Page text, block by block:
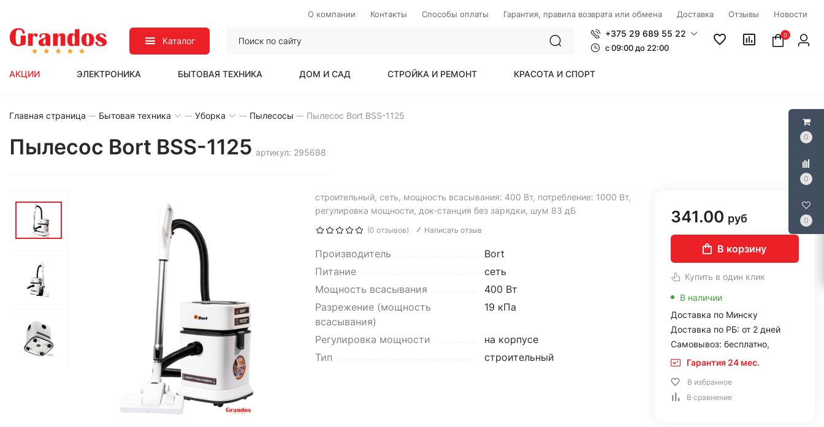
0
0
0
О компании Контакты Способы оплаты Гарантия, правила возврата или обмена Доставка Отзывы Новости
Каталог
+375 29 689 55 22
c 09:00 до 22:00
0
АКЦИИ ЭЛЕКТРОНИКА БЫТОВАЯ ТЕХНИКА ДОМ И САД СТРОЙКА И РЕМОНТ КРАСОТА И СПОРТ
Главная страница Бытовая техника Уборка Пылесосы Пылесос Bort BSS-1125
Пылесос Bort BSS-1125 артикул: 295688
строительный, сеть, мощность всасывания: 400 Вт, потребление: 1000 Вт,
регулировка мощности, док-станция без зарядки, шум 83 дБ
(0 отзывов) Написать отзыв
Производитель
Bort
Питание
сеть
Мощность всасывания
400 Вт
Разрежение (мощность
всасывания)
19 кПа
Регулировка мощности
на корпусе
Тип
строительный
341.00 руб
В корзину
Купить в один клик
В наличии
Доставка по Минску
Доставка по РБ: от 2 дней
Самовывоз: бесплатно,
Гарантия 24 мес.
В избранное
В сравнение